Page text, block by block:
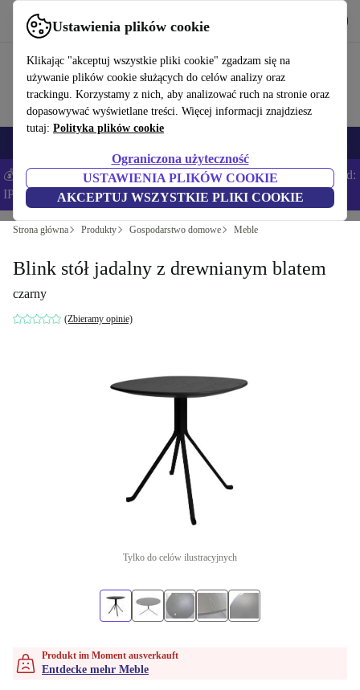
Ustawienia plików cookie
Klikając "akceptuj wszystkie pliki cookie" zgadzam się na
używanie plików cookie służących do celów analizy oraz
trackingu. Korzystamy z nich, aby analizować ruch na stronie oraz
dopasowywać wyświetlane treści. Więcej informacji znajdziesz
tutaj: Polityka plików cookie
Ograniczona użyteczność
USTAWIENIA PLIKÓW COOKIE
AKCEPTUJ WSZYSTKIE PLIKI COOKIE
Korzystaj z refurbed szybko i łatwo
💰Zaoszczędź DODATKOWE 5% na wszystkich iPhone’ach – Kod:
IPHONEDEAL –Regulamin
Strona główna Produkty Gospodarstwo domowe Meble
Blink stół jadalny z drewnianym blatem
czarny
(Zbieramy opinie)
Tylko do celów ilustracyjnych
Produkt im Moment ausverkauft
Entdecke mehr Meble